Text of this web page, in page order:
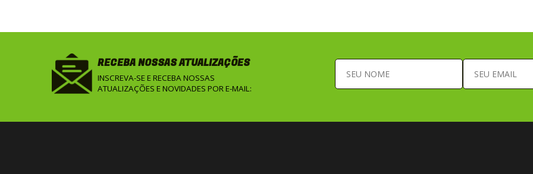
RECEBA NOSSAS ATUALIZAÇÕES
INSCREVA-SE E RECEBA NOSSAS
ATUALIZAÇÕES E NOVIDADES POR E-MAIL: